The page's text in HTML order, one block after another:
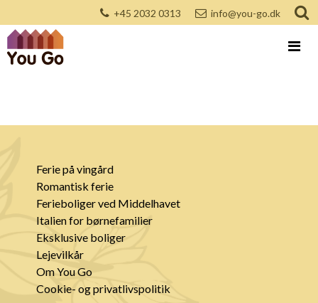
+45 2032 0313 info@you-go.dk
Ferie på vingård
Romantisk ferie
Ferieboliger ved Middelhavet
Italien for børnefamilier
Eksklusive boliger
Lejevilkår
Om You Go
Cookie- og privatlivspolitik